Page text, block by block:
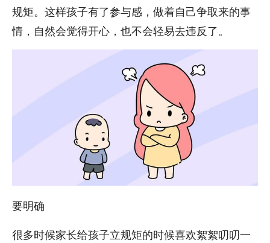
规矩。这样孩子有了参与感，做着自己争取来的事
情，自然会觉得开心，也不会轻易去违反了。
要明确
很多时候家长给孩子立规矩的时候喜欢絮絮叨叨一